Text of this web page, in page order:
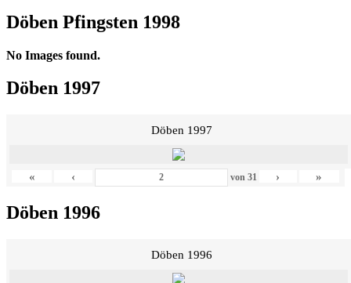
Döben Pfingsten 1998
No Images found.
Döben 1997
Döben 1997
« ‹ von 31 › »
Döben 1996
Döben 1996